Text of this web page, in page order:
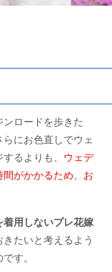
ロードを歩きた
にお色直しでウェ
るよりも、 ウェデ
がかかるため、お
用しないプレ花嫁
たいと考えるよう
す。